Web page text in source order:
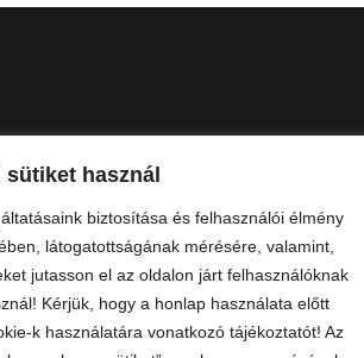
sütiket használ
biztosítása és felhasználói élmény
látogatottságának mérésére, valamint,
jutasson el az oldalon járt felhasználóknak
Kérjük, hogy a honlap használata előtt
k használatára vonatkozó tájékoztatót! Az